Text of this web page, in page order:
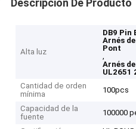
Descripción De Producto
Alta luz
DB9 Pin
Arnés
Pont
,
Arnés
UL2651
Cantidad de orden
mínima
100pcs
Capacidad de la
fuente
100000